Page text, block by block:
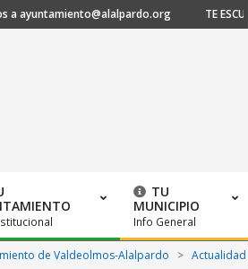
ayuntamiento@alalpardo.org TE
TU
MUNICIPIO
Info General
de Valdeolmos-Alalpardo > Actualidad